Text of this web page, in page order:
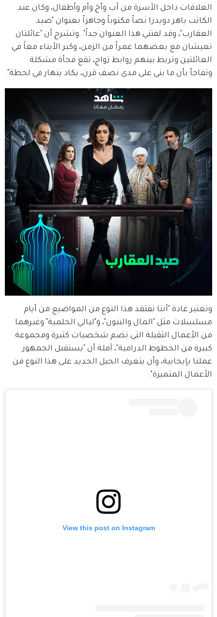
العلاقات داخل الأسرة من أب وأخ وأم وأطفال، وكان عند
الكاتب باهر دويدرا نصاً مكتوباً وجاهزاً بعنوان "صيد
العقارب"، وقد لفتني هذا العنوان جداً". وتشرح أن "عائلتان
تعيشان مع بعضهما عمراً من الزمن، وكبر الأبناء معاً في
العائلتين وتربط بينهم روابط زواج، تقع فجأة مشكلة
وتفاجأ بأن ما بني على مدى نصف قرن، يكاد ينهار في لحظة".
وتعتبر غادة "أننا نفتقد هذا النوع من المواضيع من أيام
مسلسلات مثل "المال والبنون"، و"ليالي الحلمية" وغيرهما
من الأعمال الثقيلة التي تضم شخصيات كثيرة ومجموعة
كبيرة من الخطوط الدرامية"، آملة أن "يستقبل الجمهور
عملنا بإيجابية، وأن يتعرف الجيل الجديد على هذا النوع من
الأعمال المتميزة".
View this post on Instagram